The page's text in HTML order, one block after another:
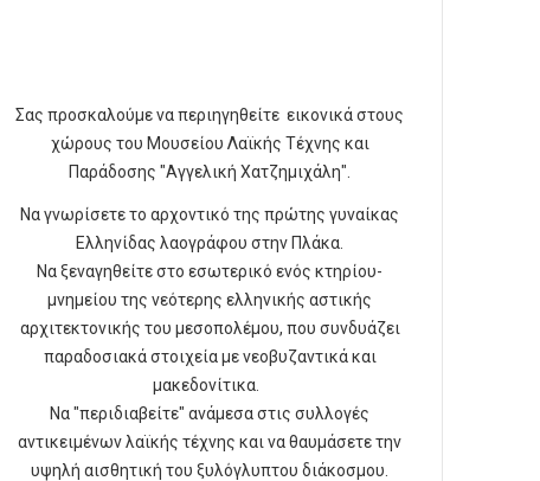
Σας προσκαλούμε να περιηγηθείτε εικονικά στους
χώρους του Μουσείου Λαϊκής Τέχνης και
Παράδοσης "Αγγελική Χατζημιχάλη".
Να γνωρίσετε το αρχοντικό της πρώτης γυναίκας
Ελληνίδας λαογράφου στην Πλάκα.
Να ξεναγηθείτε στο εσωτερικό ενός κτηρίου-
μνημείου της νεότερης ελληνικής αστικής
αρχιτεκτονικής του μεσοπολέμου, που συνδυάζει
παραδοσιακά στοιχεία με νεοβυζαντικά και
μακεδονίτικα.
Να "περιδιαβείτε" ανάμεσα στις συλλογές
αντικειμένων λαϊκής τέχνης και να θαυμάσετε την
υψηλή αισθητική του ξυλόγλυπτου διάκοσμου.